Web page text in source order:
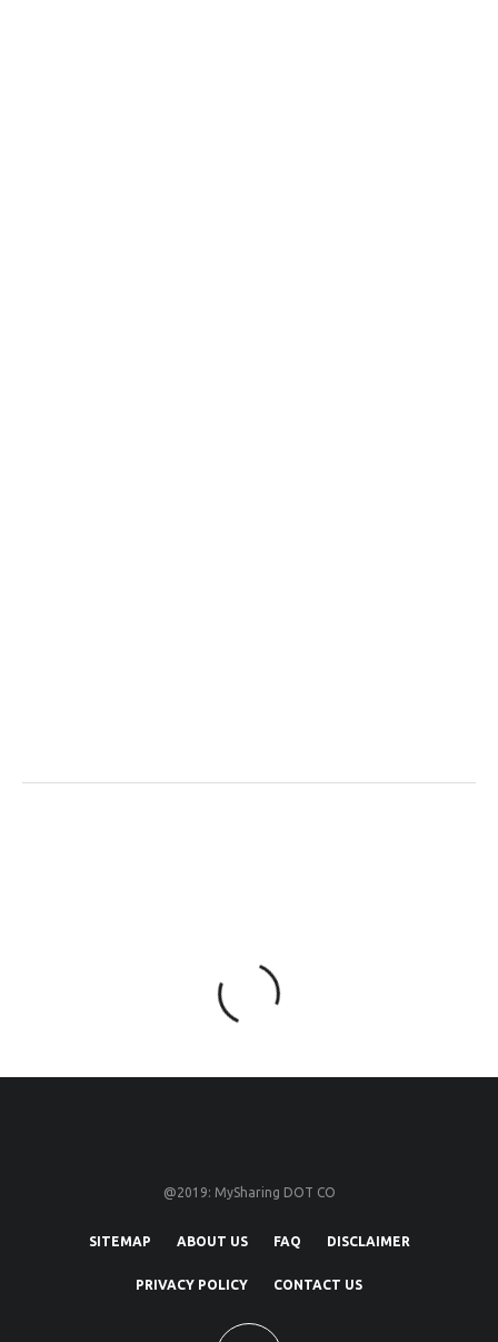
@2019: MySharing DOT CO
SITEMAP ABOUT US FAQ DISCLAIMER
PRIVACY POLICY CONTACT US